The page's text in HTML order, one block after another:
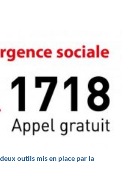
outils mis en place par la